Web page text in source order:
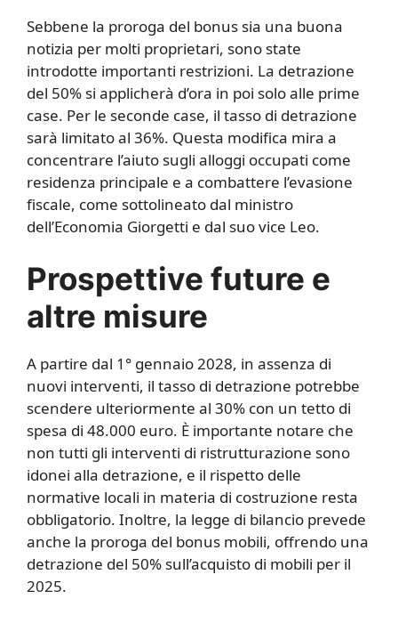
Sebbene la proroga del bonus sia una buona
notizia per molti proprietari, sono state
introdotte importanti restrizioni. La detrazione
del 50% si applicherà d’ora in poi solo alle prime
case. Per le seconde case, il tasso di detrazione
sarà limitato al 36%. Questa modifica mira a
concentrare l’aiuto sugli alloggi occupati come
residenza principale e a combattere l’evasione
fiscale, come sottolineato dal ministro
dell’Economia Giorgetti e dal suo vice Leo.
Prospettive future e
altre misure
A partire dal 1° gennaio 2028, in assenza di
nuovi interventi, il tasso di detrazione potrebbe
scendere ulteriormente al 30% con un tetto di
spesa di 48.000 euro. È importante notare che
non tutti gli interventi di ristrutturazione sono
idonei alla detrazione, e il rispetto delle
normative locali in materia di costruzione resta
obbligatorio. Inoltre, la legge di bilancio prevede
anche la proroga del bonus mobili, offrendo una
detrazione del 50% sull’acquisto di mobili per il
2025.